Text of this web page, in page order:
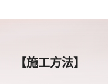
【施工方法】